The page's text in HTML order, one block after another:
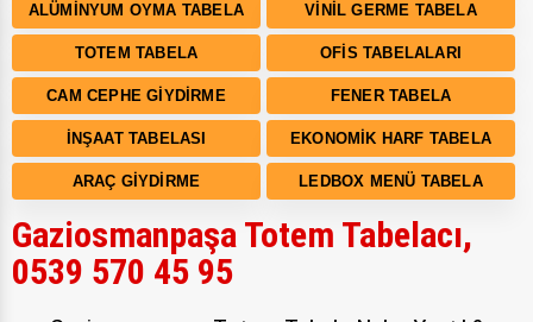
ALÜMINYUM OYMA TABELA VINIL GERME TABELA
TOTEM TABELA OFIS TABELALARI
CAM CEPHE GIYDIRME FENER TABELA
İNŞAAT TABELASI EKONOMIK HARF TABELA
ARAÇ GIYDIRME LEDBOX MENÜ TABELA
Gaziosmanpaşa Totem Tabelacı,
0539 570 45 95